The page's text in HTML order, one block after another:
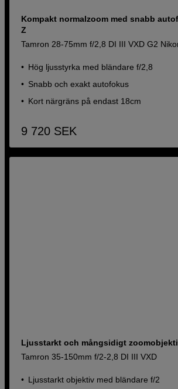
Kompakt normalzoom med snabb
Z
Tamron 28-75mm f/2,8 DI III VXD G2
Hög ljusstyrka med bländare f/2,8
Snabb och exakt autofokus
Kort närgräns på endast 18cm
9 720 SEK
Ljusstarkt och mångsidigt
Tamron 35-150mm f/2-2,8 DI III VXD
Ljusstarkt objektiv med bländare f/2